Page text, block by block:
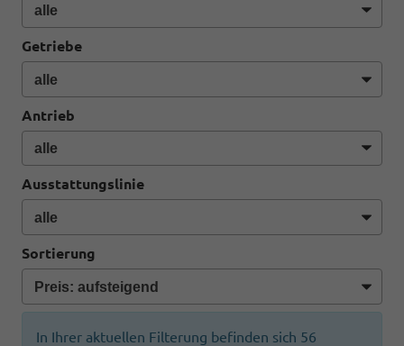
Getriebe
Antrieb
Ausstattungslinie
Sortierung
In Ihrer aktuellen Filterung befinden sich 56